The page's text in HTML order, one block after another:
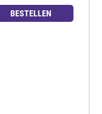
BESTELLEN